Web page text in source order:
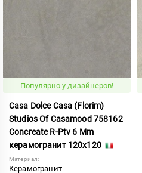
Популярно у дизайнеров!
Casa Dolce Casa (Florim)
Studios Of Casamood 758162
Concreate R-Ptv 6 Mm
керамогранит 120x120
Материал:
Керамогранит